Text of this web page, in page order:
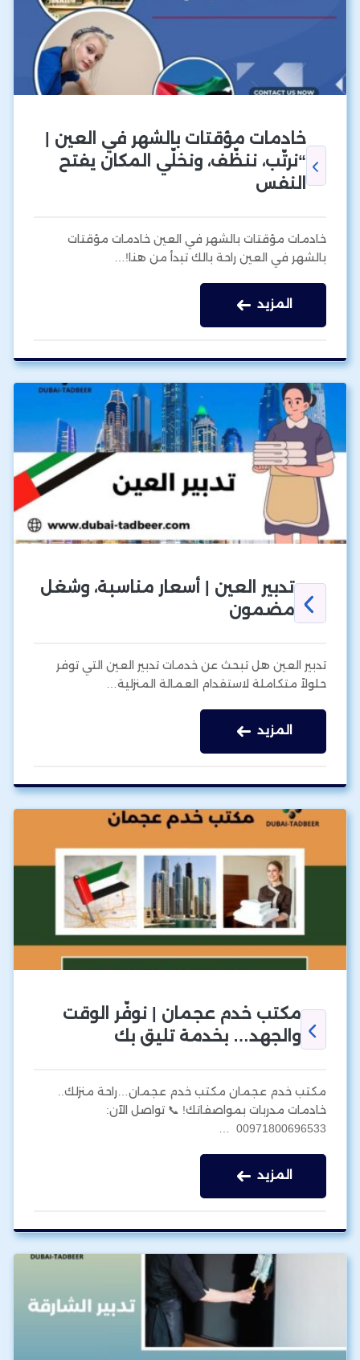
خادمات مؤقتات بالشهر في العين |
“نرتّب، ننظّف، ونخلّي المكان يفتح
النفس
خادمات مؤقتات بالشهر في العين خادمات مؤقتات
بالشهر في العين راحة بالك تبدأ من هنا!…
المزيد
تدبير العين | أسعار مناسبة، وشغل
مضمون
تدبير العين هل تبحث عن خدمات تدبير العين التي توفر
حلولاً متكاملة لاستقدام العمالة المنزلية…
المزيد
مكتب خدم عجمان | نوفّر الوقت
والجهد… بخدمة تليق بك
مكتب خدم عجمان مكتب خدم عجمان…راحة منزلك..
خادمات مدربات بمواصفاتك! 📞 تواصل الآن:
00971800696533 …
المزيد